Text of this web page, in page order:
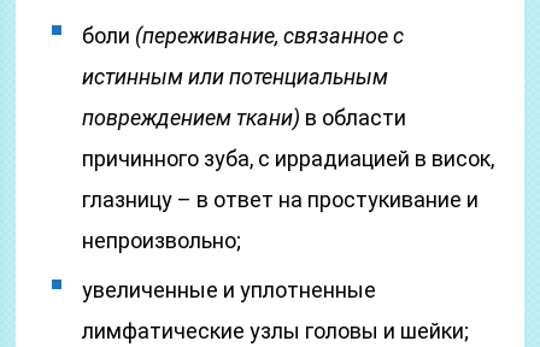
боли (переживание, связанное с
истинным или потенциальным
повреждением ткани) в области
причинного зуба, с иррадиацией в висок,
глазницу – в ответ на простукивание и
непроизвольно;
увеличенные и уплотненные
лимфатические узлы головы и шейки;